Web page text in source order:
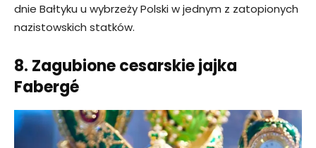
dnie Bałtyku u wybrzeży Polski w jednym z zatopionych
nazistowskich statków.
8. Zagubione cesarskie jajka
Fabergé